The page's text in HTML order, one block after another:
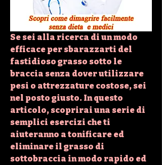
Se sei alla ricerca di un modo
efficace per sbarazzarti del
fastidioso grasso sotto le
braccia senza dover utilizzare
pesi o attrezzature costose, sei
nel posto giusto. In questo
articolo, scoprirai una serie di
semplici esercizi che ti
aiuteranno a tonificare ed
eliminare il grasso di
sottobraccia in modo rapido ed